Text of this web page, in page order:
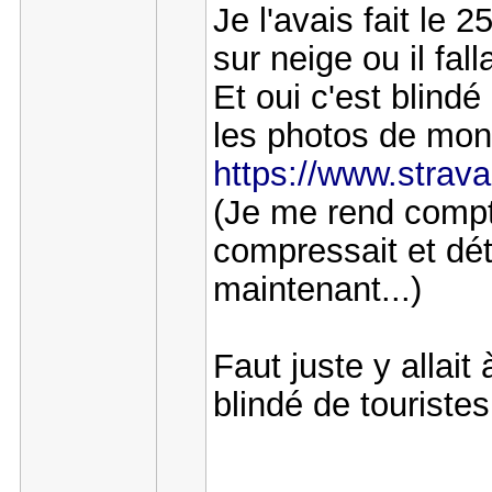
Je l'avais fait le
sur neige ou il
Et oui c'est blindé
les photos de
https://
(Je me rend
compressait et
maintenant...)
Faut juste y allait
blindé de